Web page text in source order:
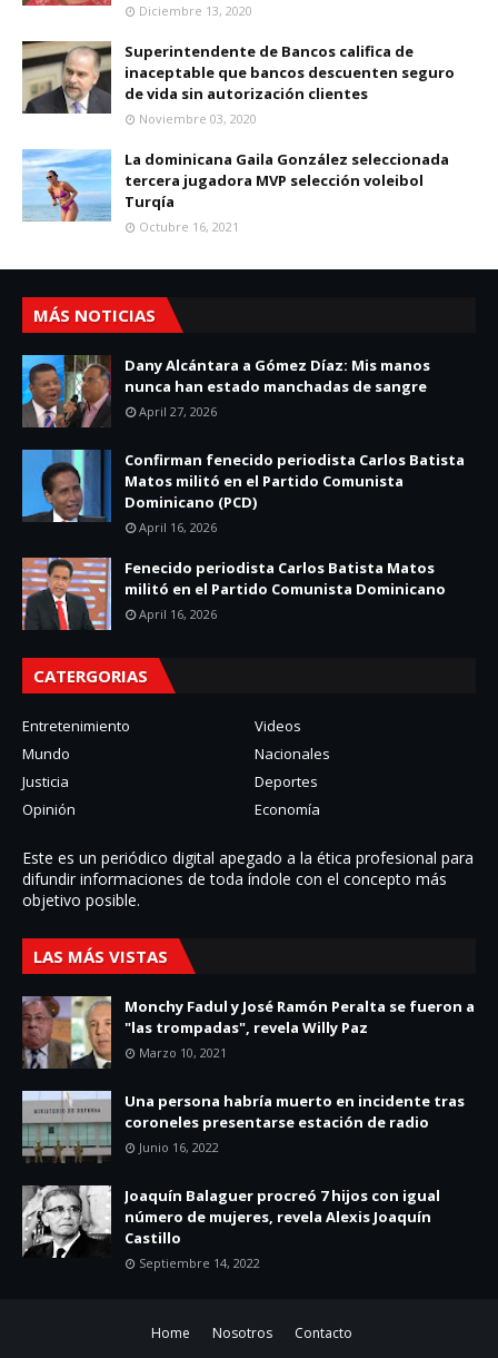
Diciembre 13, 2020
Superintendente de Bancos califica de
inaceptable que bancos descuenten seguro
de vida sin autorización clientes
Noviembre 03, 2020
La dominicana Gaila González seleccionada
tercera jugadora MVP selección voleibol
Turqía
Octubre 16, 2021
MÁS NOTICIAS
Dany Alcántara a Gómez Díaz: Mis manos
nunca han estado manchadas de sangre
April 27, 2026
Confirman fenecido periodista Carlos Batista
Matos militó en el Partido Comunista
Dominicano (PCD)
April 16, 2026
Fenecido periodista Carlos Batista Matos
militó en el Partido Comunista Dominicano
April 16, 2026
CATERGORIAS
Entretenimiento
Videos
Mundo
Nacionales
Justicia
Deportes
Opinión
Economía
Este es un periódico digital apegado a la ética profesional para
difundir informaciones de toda í­ndole con el concepto más
objetivo posible.
LAS MÁS VISTAS
Monchy Fadul y José Ramón Peralta se fueron a
"las trompadas", revela Willy Paz
Marzo 10, 2021
Una persona habría muerto en incidente tras
coroneles presentarse estación de radio
Junio 16, 2022
Joaquín Balaguer procreó 7 hijos con igual
número de mujeres, revela Alexis Joaquín
Castillo
Septiembre 14, 2022
Home Nosotros Contacto